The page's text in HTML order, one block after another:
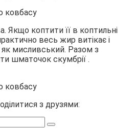
Якщо коптити її в коптильні
весь жир витікає і
мисливський. Разом з
шматочок скумбрії .
з друзями: